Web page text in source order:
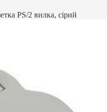
PS/2 вилка, сірий